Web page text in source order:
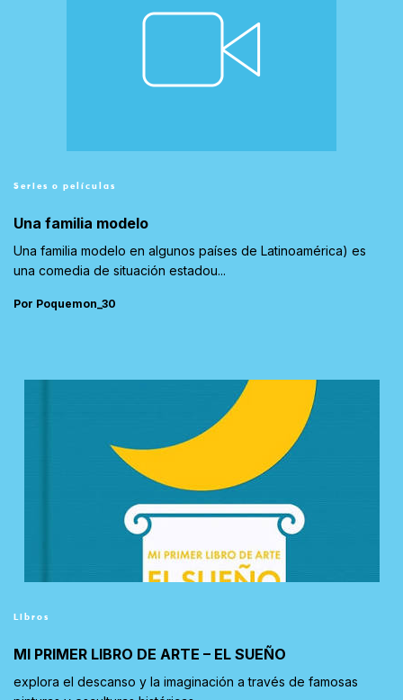
Series o películas
Una familia modelo
Una familia modelo en algunos países de Latinoamérica) es
una comedia de situación estadou...
Por Poquemon_30
Libros
MI PRIMER LIBRO DE ARTE – EL SUEÑO
explora el descanso y la imaginación a través de famosas